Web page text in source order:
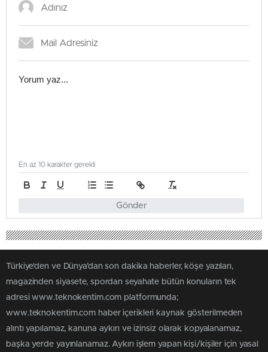
Gönder
En az 10 karakter gerekli
Türkiye'den ve Dünya’dan son dakika haberler, köşe yazıları,
magazinden siyasete, spordan seyahate bütün konuların tek
adresi www.teknokentim.com platformunda;
www.teknokentim.com haber içerikleri kaynak gösterilmeden
alıntı yapılamaz, kanuna aykırı ve izinsiz olarak kopyalanamaz,
başka yerde yayınlanamaz. Aykırı işlem yapan kişi/kişiler için yasal